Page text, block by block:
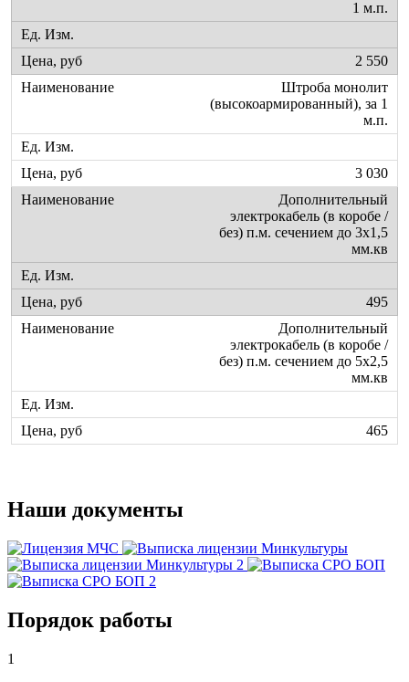
1 м.п.
2 550
Штроба монолит
(высокоармированный), за 1
м.п.
3 030
Дополнительный
электрокабель (в коробе /
без) п.м. сечением до 3х1,5
мм.кв
495
Дополнительный
электрокабель (в коробе /
без) п.м. сечением до 5х2,5
мм.кв
465
Наши документы
Порядок работы
1